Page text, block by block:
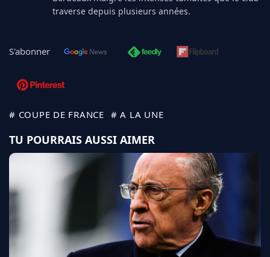
traverse depuis plusieurs années.
S'abonner
# COUPE DE FRANCE # A LA UNE
TU POURRAIS AUSSI AIMER